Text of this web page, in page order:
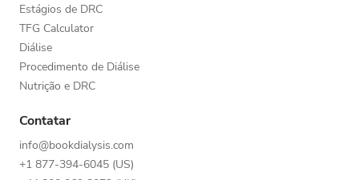
Estágios de DRC
TFG Calculator
Diálise
Procedimento de Diálise
Nutrição e DRC
Contatar
info@bookdialysis.com
+1 877-394-6045 (US)